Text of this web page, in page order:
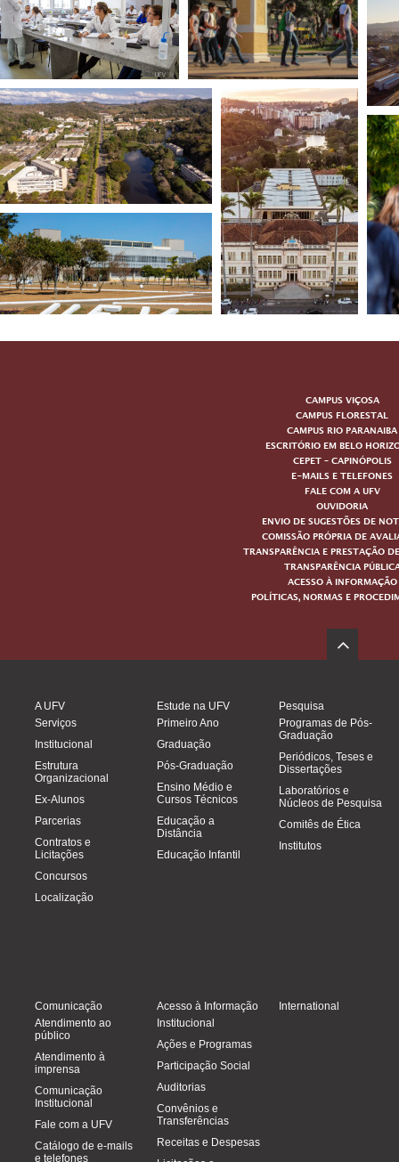
CAMPUS VIÇOSA
CAMPUS FLORESTAL
CAMPUS RIO PARANAIBA
ESCRITÓRIO EM BELO
CEPET – CAPINÓPOLIS
E-MAILS E TELEFONES
FALE COM A UFV
OUVIDORIA
ENVIO DE SUGESTÕES DE
COMISSÃO PRÓPRIA DE
TRANSPARÊNCIA E PRESTAÇÃO
TRANSPARÊNCIA
ACESSO À INFORMAÇÃO
POLÍTICAS, NORMAS E
A UFV
Serviços
Institucional
Estrutura
Organizacional
Ex-Alunos
Parcerias
Contratos e
Licitações
Concursos
Localização
Estude na UFV
Primeiro Ano
Graduação
Pós-Graduação
Ensino Médio e
Cursos Técnicos
Educação a
Distância
Educação Infantil
Pesquisa
Programas de Pós-
Graduação
Periódicos, Teses e
Dissertações
Laboratórios e
Núcleos de Pesquisa
Comitês de Ética
Institutos
Comunicação
Atendimento ao
público
Atendimento à
imprensa
Comunicação
Institucional
Fale com a UFV
Catálogo de e-mails
e telefones
Acesso à Informação
Institucional
Ações e Programas
Participação Social
Auditorias
Convênios e
Transferências
Receitas e Despesas
International